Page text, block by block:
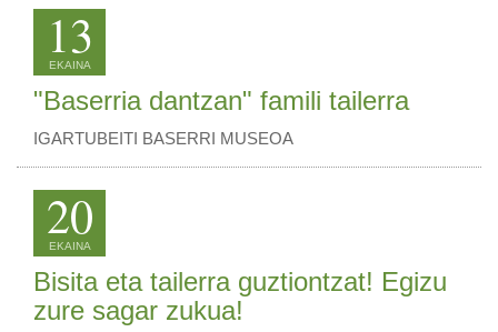
13
EKAINA
"Baserria dantzan" famili tailerra
IGARTUBEITI BASERRI MUSEOA
20
EKAINA
Bisita eta tailerra guztiontzat! Egizu
zure sagar zukua!